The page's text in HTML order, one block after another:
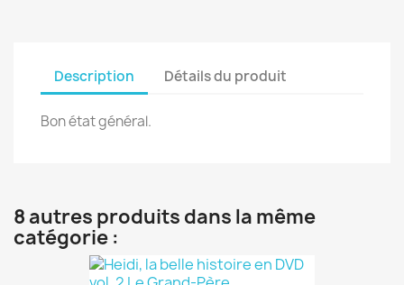
Description Détails du produit
Bon état général.
8 autres produits dans la même
catégorie :